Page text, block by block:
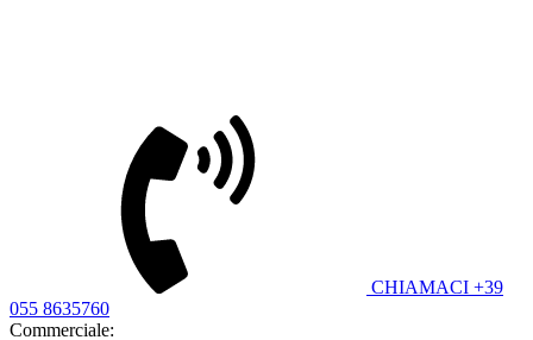
CHIAMACI +39
055 8635760
Commerciale: